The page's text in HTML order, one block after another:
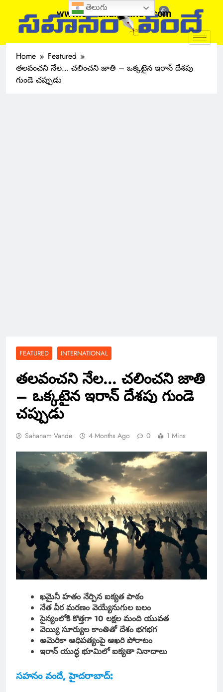
www.sahanamvande.com
Home
Featured
తలవంచని నేల… చలించని జాతి – ఒక్కటైన ఇరాన్ దేశపు
గుండె చప్పుడు
FEATURED INTERNATIONAL
తలవంచని నేల… చలించని జాతి
– ఒక్కటైన ఇరాన్ దేశపు గుండె
చప్పుడు
Sahanam Vande 4 Months Ago 0 1 Mins
ఖమైనీ హతం నేర్పిన ఐక్యత పాఠం
నేత వీర మరణం వెయ్యేనుగుల బలం
సైన్యంలోకి కొత్తగా 10 లక్షల మంది యువత
వెయ్యి సూర్యుల కాంతితో దేశం భగభగ
అమెరికా ఆధిపత్యంపై ఆఖరి పోరాటం
ఇరాన్ యుద్ధ భూమిలో ఐక్యతా నినాదాలు
సహనం వందే, హైదరాబాద్:
తెలుగు